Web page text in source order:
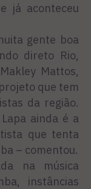
já aconteceu
gente boa
direto Rio,
Mattos,
que tem
da região.
ainda é a
que tenta
– comentou.
na música
instâncias